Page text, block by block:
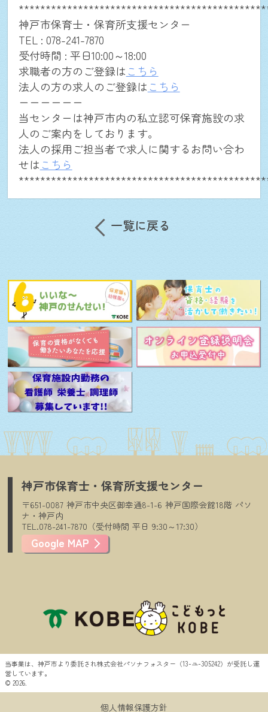
個人・法人向け新規登録
お問合せ(求職者の方用)
お問合せ(法人の方用)
神戸市保育士・保育所支援センター
TEL : 078-241-7870
受付時間 : 平日10:00～18:00
求職者の方のご登録は こちら
法人の方の求人のご登録は こちら
ーーーーーー
当センターは神戸市内の私立認可保育施設の求
人のご案内をしております。
法人の採用ご担当者で求人に関するお問い合わ
せは こちら
一覧に戻る
神戸市保育士・保育所支援センター
〒651-0087 神戸市中央区御幸通8-1-6 神戸国際会館18階 パソ
ナ・神戸内
TEL.078-241-7870（受付時間 平日 9:30～17:30）
Google MAP
当事業は、神戸市より委託され株式会社パソナフォスター（13-ユ-305242）が受託し運
営しています。
© 2026.
個人情報保護方針